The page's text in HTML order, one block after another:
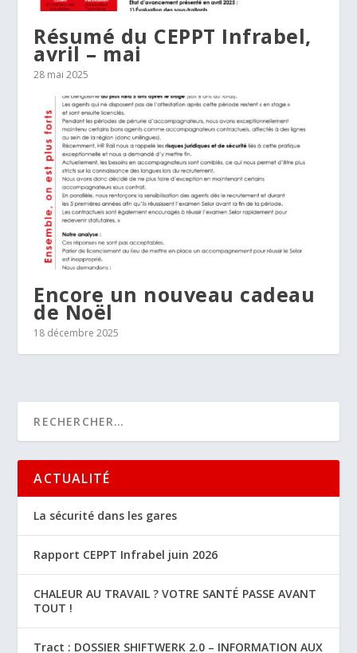
Résumé du CEPPT Infrabel,
avril – mai
28 mai 2025
Encore un nouveau cadeau
de Noël
18 décembre 2025
ACTUALITÉ
La sécurité dans les gares
Rapport CEPPT Infrabel juin 2026
CHALEUR AU TRAVAIL ? VOTRE SANTÉ PASSE AVANT
TOUT !
Tract : DOSSIER SHIFTWERK 2.0 – INFORMATION AUX